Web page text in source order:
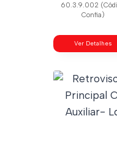
60.3.9.002
Confia)
Ver Detalhes